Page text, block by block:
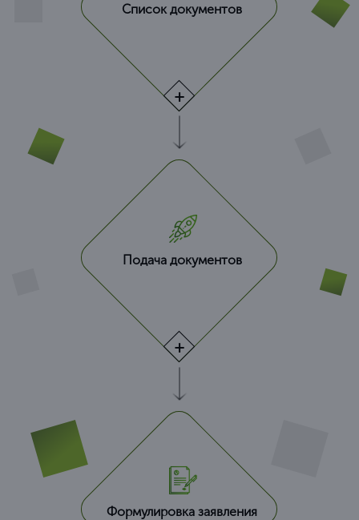
Список документов
Подача документов
Формулировка заявления